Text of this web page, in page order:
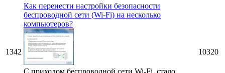
1342
Как перенести настройки безопасности
беспроводной сети (Wi-Fi) на несколько
компьютеров?
10320